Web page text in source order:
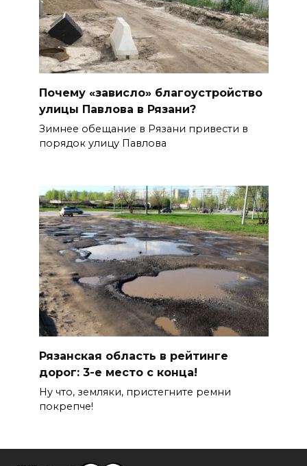
Почему «зависло» благоустройство
улицы Павлова в Рязани?
Зимнее обещание в Рязани привести в
порядок улицу Павлова
Рязанская область в рейтинге
дорог: 3-е место с конца!
Ну что, земляки, пристегните ремни
покрепче!